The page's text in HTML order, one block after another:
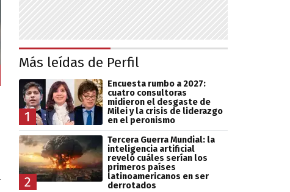
Más leídas de Perfil
1
Encuesta rumbo a 2027:
cuatro consultoras
midieron el desgaste de
Milei y la crisis de liderazgo
en el peronismo
2
Tercera Guerra Mundial: la
inteligencia artificial
reveló cuáles serían los
primeros países
latinoamericanos en ser
derrotados